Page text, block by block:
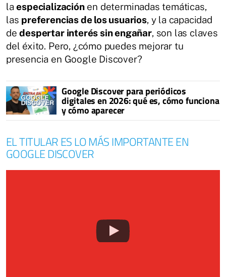
laespecializaciónen determinadas temáticas,
las preferencias de los usuarios, y la capacidad
dedespertar interés sin engañar, son las claves
del éxito. Pero, ¿cómo puedes mejorar tu
presencia en Google Discover?
Google Discover para periódicos
digitales en 2026: qué es, cómo funciona
y cómo aparecer
EL TITULAR ES LO MÁS IMPORTANTE EN
GOOGLE DISCOVER